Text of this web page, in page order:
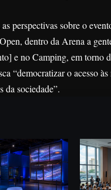
perspectivas sobre o
dentro da Arena a
e no Camping, em torno
“democratizar o acesso
da sociedade”.